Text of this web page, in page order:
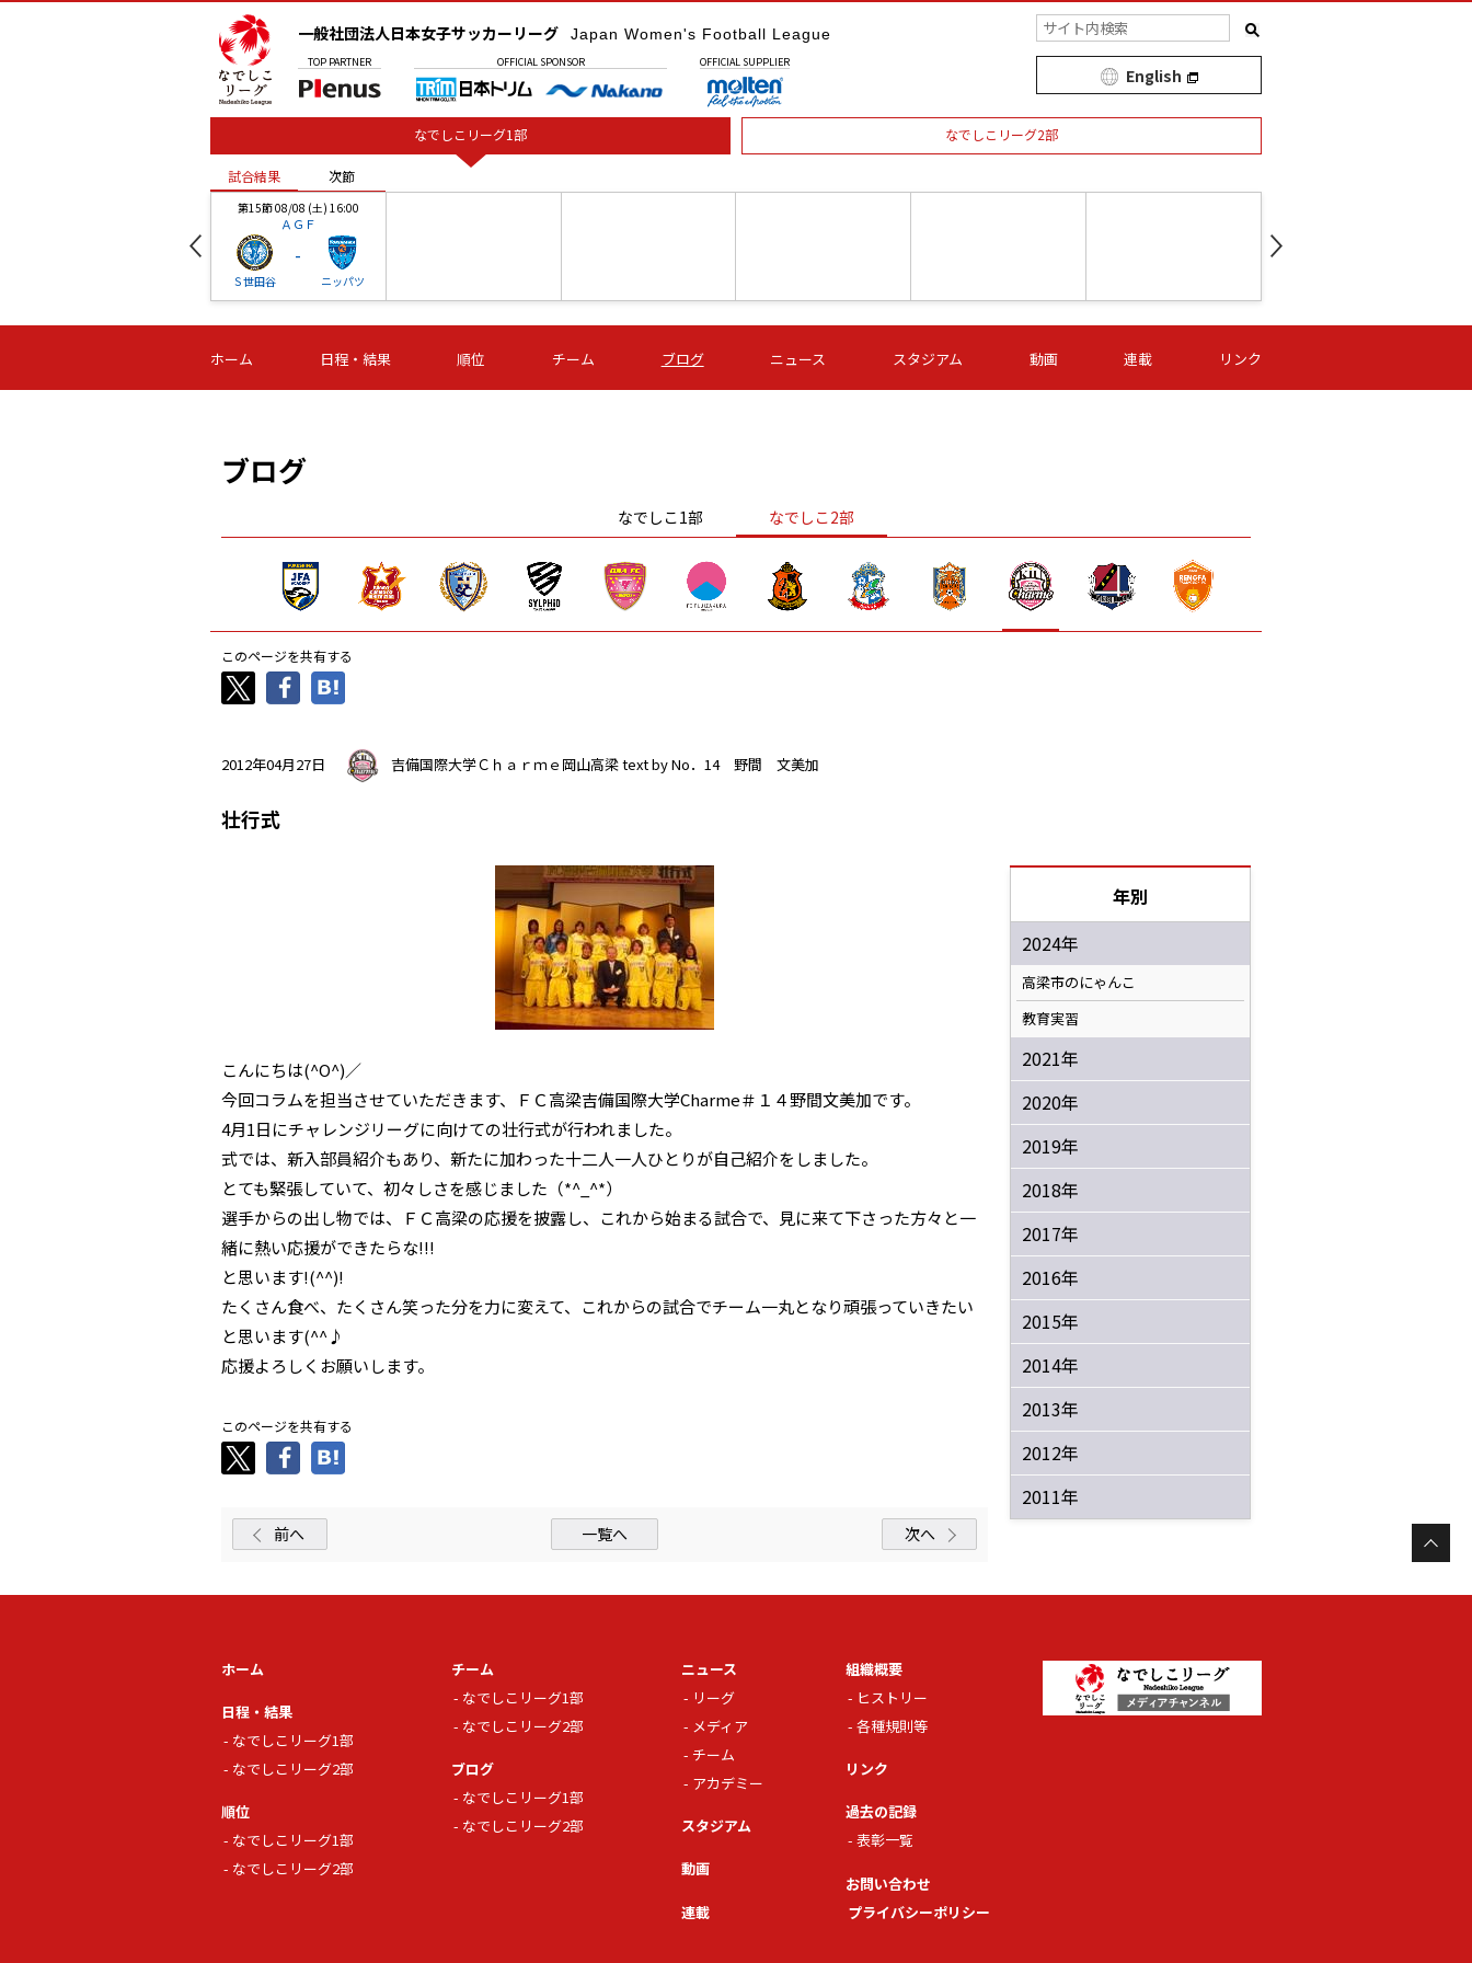
一般社団法人日本女子サッカーリーグ Japan Women's Football League
TOP PARTNER OFFICIAL SPONSOR OFFICIAL SUPPLIER
English
なでしこリーグ1部 なでしこリーグ2部
試合結果 次節
第15節 08/08 (土) 16:00
ＡＧＦ
Ｓ世田谷
-
ニッパツ
-
第16節 09/05 (土) 15:00
ニッパツ
-
第16節 09/05 (土) 15:00
石人の星
-
第16節 09/05 (土) 16:00
ＡＧＦ
-
いちご
-
第16節 09/06 (日) 15:00
-
第16節 09/06 (日) 15:00
- -
試合結果 次節
ホーム 日程・結果 順位 チーム ブログ ニュース スタジアム 動画 連載 リンク
ブログ
なでしこ1部 なでしこ2部
このページを共有する
2012年04月27日 吉備国際大学Ｃｈａｒｍｅ岡山高梁text by No．14 野間 文美加
壮行式
こんにちは(^O^)／
今回コラムを担当させていただきます、ＦＣ高梁吉備国際大学Charme＃１４野間文美加です。
4月1日にチャレンジリーグに向けての壮行式が行われました。
式では、新入部員紹介もあり、新たに加わった十二人一人ひとりが自己紹介をしました。
とても緊張していて、初々しさを感じました（*^_^*）
選手からの出し物では、ＦＣ高梁の応援を披露し、これから始まる試合で、見に来て下さった方々と一
緒に熱い応援ができたらな!!!
と思います!(^^)!
たくさん食べ、たくさん笑った分を力に変えて、これからの試合でチーム一丸となり頑張っていきたい
と思います(^^♪
応援よろしくお願いします。
このページを共有する
前へ 一覧へ 次へ
年別
2024年
高梁市のにゃんこ
教育実習
2021年
2020年
2019年
2018年
2017年
2016年
2015年
2014年
2013年
2012年
2011年
ホーム
日程・結果
なでしこリーグ1部
なでしこリーグ2部
順位
なでしこリーグ1部
なでしこリーグ2部
チーム
なでしこリーグ1部
なでしこリーグ2部
ブログ
なでしこリーグ1部
なでしこリーグ2部
ニュース
リーグ
メディア
チーム
アカデミー
スタジアム
動画
連載
組織概要
ヒストリー
各種規則等
リンク
過去の記録
表彰一覧
お問い合わせ
プライバシーポリシー